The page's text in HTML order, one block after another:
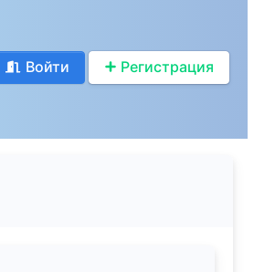
Войти Регистрация